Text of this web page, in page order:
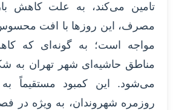
تامین می‌کند، به علت کاهش
مصرف، این روزها با افت
مواجه است؛ به گونه‌ای که
مناطق حاشیه‌ای شهر تهران
می‌شود. این کمبود مستقیماً
روزمره شهروندان، به ویژه در